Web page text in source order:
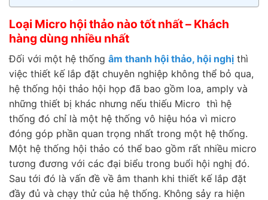
Loại Micro hội thảo nào tốt nhất – Khách
hàng dùng nhiều nhất
Đối với một hệ thống âm thanh hội thảo, hội nghị thì
việc thiết kế lắp đặt chuyên nghiệp không thể bỏ qua,
hệ thống hội thảo hội họp đã bao gồm loa, amply và
những thiết bị khác nhưng nếu thiếu Micro thì hệ
thống đó chỉ là một hệ thống vô hiệu hóa vì micro
đóng góp phần quan trọng nhất trong một hệ thống.
Một hệ thống hội thảo có thể bao gồm rất nhiều micro
tương đương với các đại biểu trong buổi hội nghị đó.
Sau tới đó là vấn đề về âm thanh khi thiết kế lắp đặt
đầy đủ và chạy thử của hệ thống. Không sảy ra hiện